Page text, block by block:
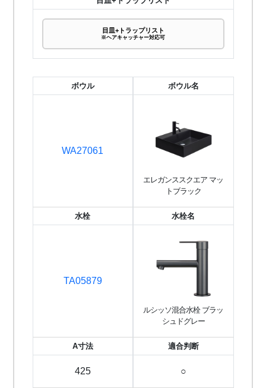
目皿+トラップリスト
※ヘアキャッチャー対応可
ボウル
WA27061
ボウル名
エレガンススクエア マッ
トブラック
水栓
TA05879
水栓名
ルシッソ混合水栓 ブラッ
シュドグレー
A寸法
425
適合判断
○